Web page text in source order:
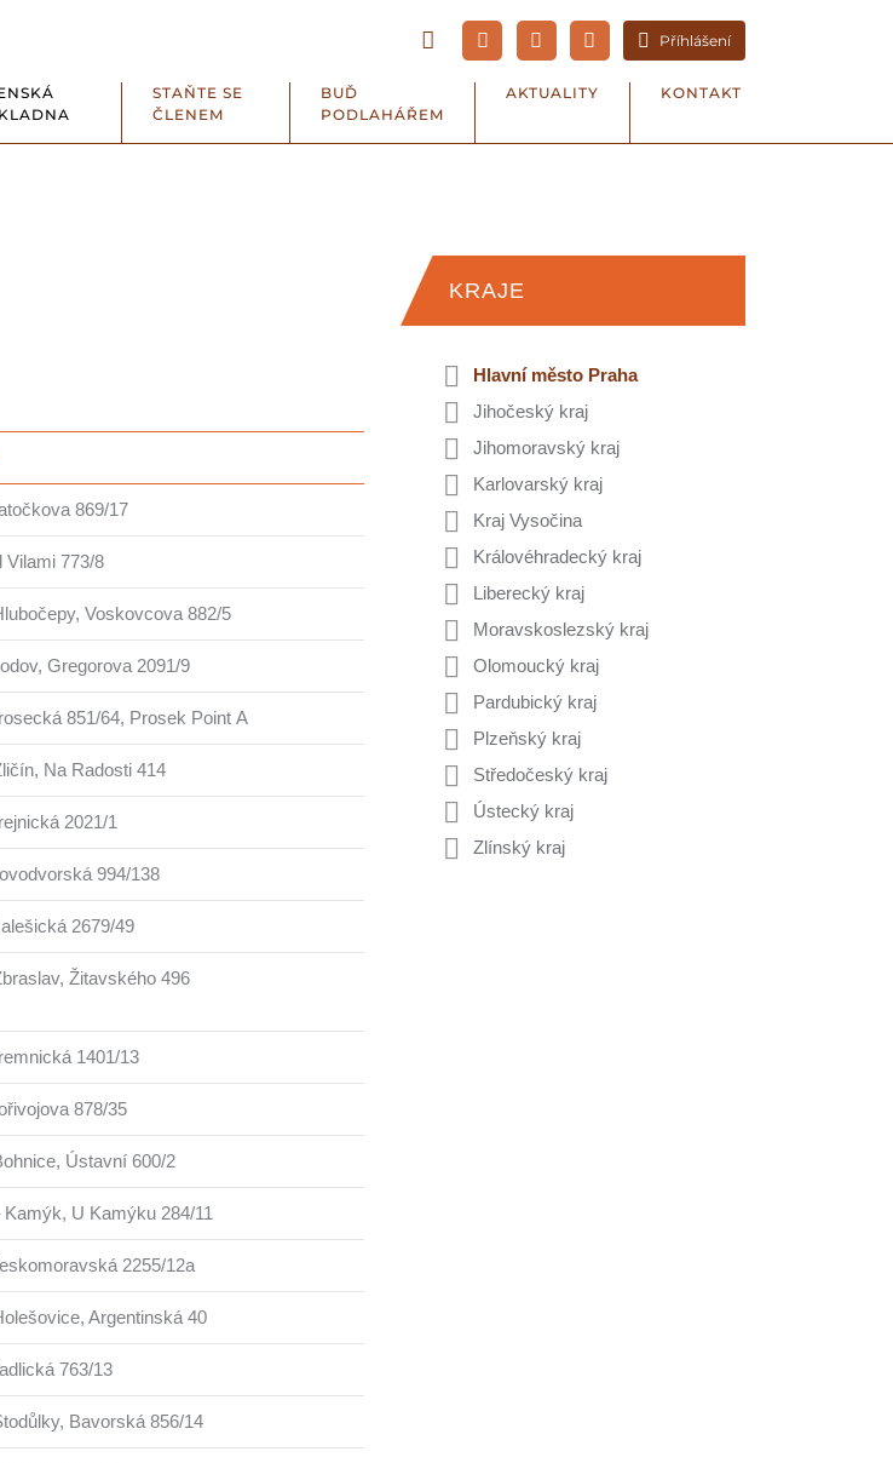
Příhlášení
STAŇTE SE
ČLENEM
BUĎ
PODLAHÁŘEM
AKTUALITY KONTAKT
869/17
Vilami 773/8
Voskovcova 882/5
Gregorova 2091/9
851/64, Prosek Point A
Na Radosti 414
2021/1
994/138
2679/49
Žitavského 496
1401/13
878/35
Ústavní 600/2
Kamýk, U Kamýku 284/11
2255/12a
Argentinská 40
763/13
Bavorská 856/14
KRAJE
Hlavní město Praha
Jihočeský kraj
Jihomoravský kraj
Karlovarský kraj
Kraj Vysočina
Královéhradecký kraj
Liberecký kraj
Moravskoslezský kraj
Olomoucký kraj
Pardubický kraj
Plzeňský kraj
Středočeský kraj
Ústecký kraj
Zlínský kraj